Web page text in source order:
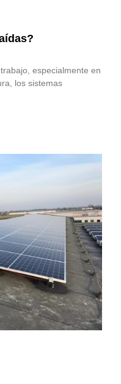
especialmente en
los sistemas